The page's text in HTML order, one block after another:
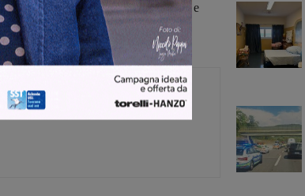
giocando bene le proprie carte e
il colpaccio.
Bossini